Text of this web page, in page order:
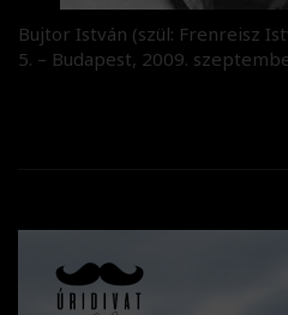
Bujtor István (szül: Frenreisz
5. – Budapest, 2009.